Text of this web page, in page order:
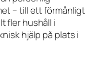
– till ett förmånligt
fler hushåll i
hjälp på plats i